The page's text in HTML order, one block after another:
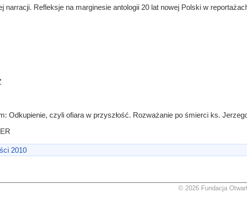
narracji. Refleksje na marginesie antologii 20 lat nowej Polski w
Odkupienie, czyli ofiara w przyszłość. Rozważanie po śmierci ks.
2010
© 2026 Fundacja